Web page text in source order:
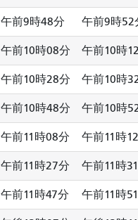
午前9時48分 午前9時52
午前10時08分 午前10時
午前10時28分 午前10時
午前10時48分 午前10時
午前11時08分 午前11時
午前11時27分 午前11時
午前11時47分 午前11時